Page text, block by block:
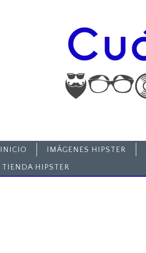
INICIO IMÁGENES HIPSTER
TIENDA HIPSTER